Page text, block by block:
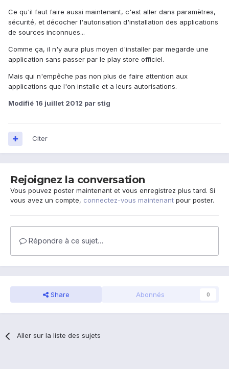
Ce qu'il faut faire aussi maintenant, c'est aller dans paramètres,
sécurité, et décocher l'autorisation d'installation des applications
de sources inconnues...
Comme ça, il n'y aura plus moyen d'installer par megarde une
application sans passer par le play store officiel.
Mais qui n'empêche pas non plus de faire attention aux
applications que l'on installe et a leurs autorisations.
Modifié 16 juillet 2012 par stig
Citer
Rejoignez la conversation
Vous pouvez poster maintenant et vous enregistrez plus tard. Si
vous avez un compte, connectez-vous maintenant pour poster.
Répondre à ce sujet…
Share Abonnés 0
Aller sur la liste des sujets